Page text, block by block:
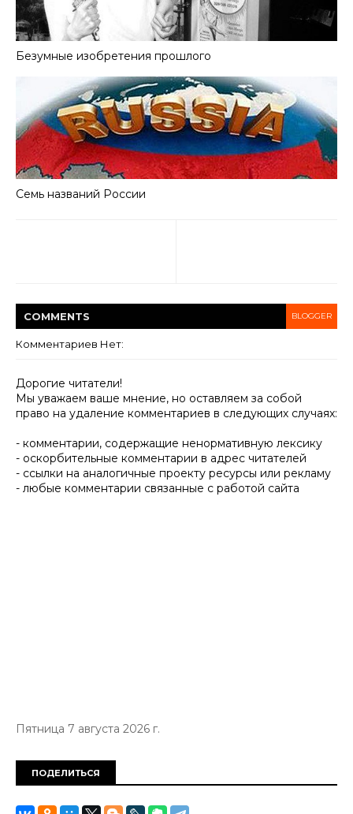
Безумные изобретения прошлого
Семь названий России
COMMENTS BLOGGER
Комментариев Нет:
Дорогие читатели!
Мы уважаем ваше мнение, но оставляем за собой
право на удаление комментариев в следующих случаях:
- комментарии, содержащие ненормативную лексику
- оскорбительные комментарии в адрес читателей
- ссылки на аналогичные проекту ресурсы или рекламу
- любые комментарии связанные с работой сайта
Пятница 7 августа 2026 г.
ПОДЕЛИТЬСЯ